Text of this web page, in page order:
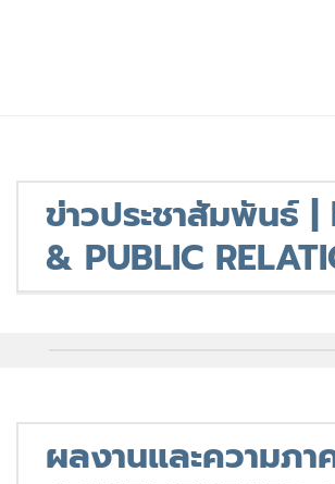
ข่าวประชาสัมพันธ์ |
& PUBLIC
ผลงานและความภา